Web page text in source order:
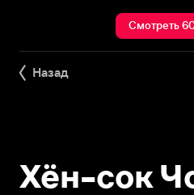
Смотреть
Назад
Хён-сок